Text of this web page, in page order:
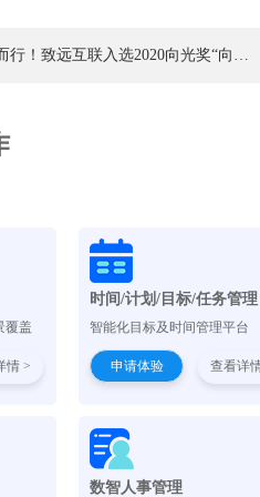
行！致远互联入选2020向光奖“向…
覆盖
情 >
时间/计划/目标/任务管理
智能化目标及时间管理平台
申请体验 查看详
数智人事管理